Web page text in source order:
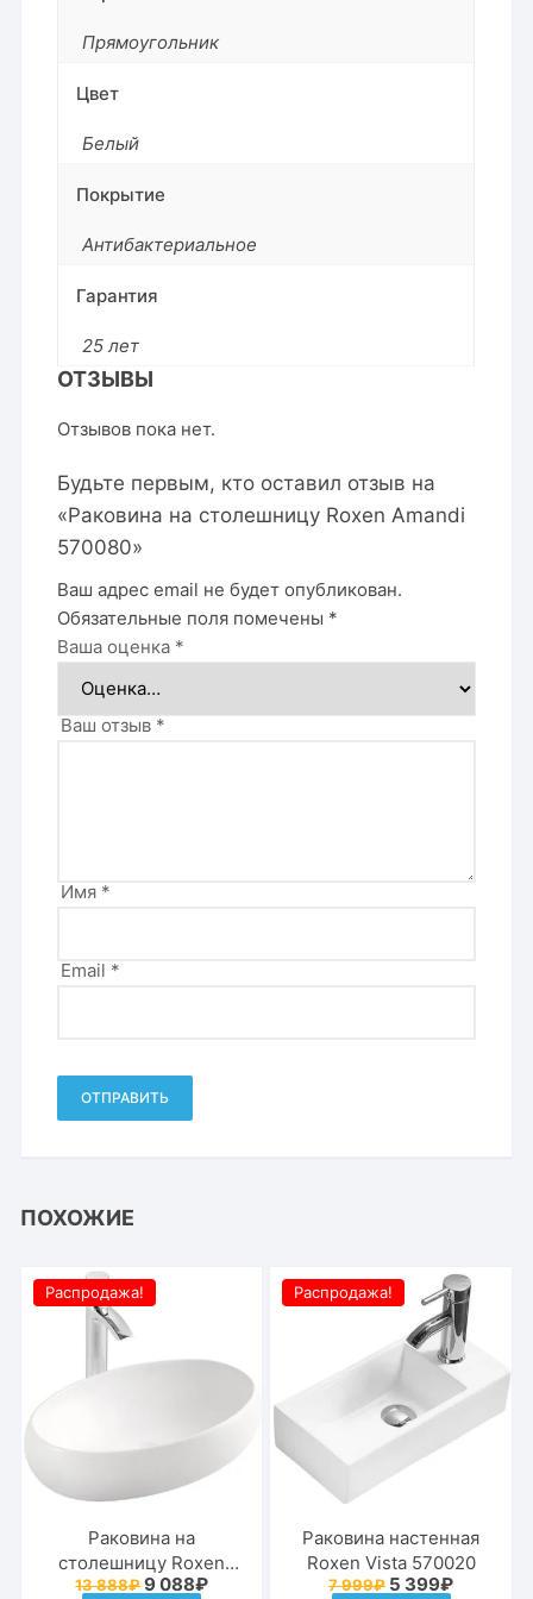
Прямоугольник
Цвет
Белый
Покрытие
Антибактериальное
Гарантия
25 лет
ОТЗЫВЫ
Отзывов пока нет.
Будьте первым, кто оставил отзыв на
«Раковина на столешницу Roxen Amandi
570080»
Ваш адрес email не будет опубликован.
Обязательные поля помечены *
Ваша оценка *
Ваш отзыв *
Имя *
Email *
ПОХОЖИЕ
Распродажа!
Раковина на
столешницу Roxen
Furia 570035
13 888₽Первоначальная
9 088₽Текущая
Распродажа!
Раковина настенная
Roxen Vista 570020
7 999₽ Первоначальная
5 399₽Текущая